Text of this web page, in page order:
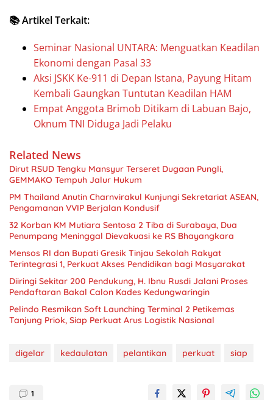
📚 Artikel Terkait:
Seminar Nasional UNTARA: Menguatkan Keadilan
Ekonomi dengan Pasal 33
Aksi JSKK Ke-911 di Depan Istana, Payung Hitam
Kembali Gaungkan Tuntutan Keadilan HAM
Empat Anggota Brimob Ditikam di Labuan Bajo,
Oknum TNI Diduga Jadi Pelaku
Related News
Dirut RSUD Tengku Mansyur Terseret Dugaan Pungli,
GEMMAKO Tempuh Jalur Hukum
PM Thailand Anutin Charnvirakul Kunjungi Sekretariat ASEAN,
Pengamanan VVIP Berjalan Kondusif
32 Korban KM Mutiara Sentosa 2 Tiba di Surabaya, Dua
Penumpang Meninggal Dievakuasi ke RS Bhayangkara
Mensos RI dan Bupati Gresik Tinjau Sekolah Rakyat
Terintegrasi 1, Perkuat Akses Pendidikan bagi Masyarakat
Diiringi Sekitar 200 Pendukung, H. Ibnu Rusdi Jalani Proses
Pendaftaran Bakal Calon Kades Kedungwaringin
Pelindo Resmikan Soft Launching Terminal 2 Petikemas
Tanjung Priok, Siap Perkuat Arus Logistik Nasional
digelar kedaulatan pelantikan perkuat siap
1